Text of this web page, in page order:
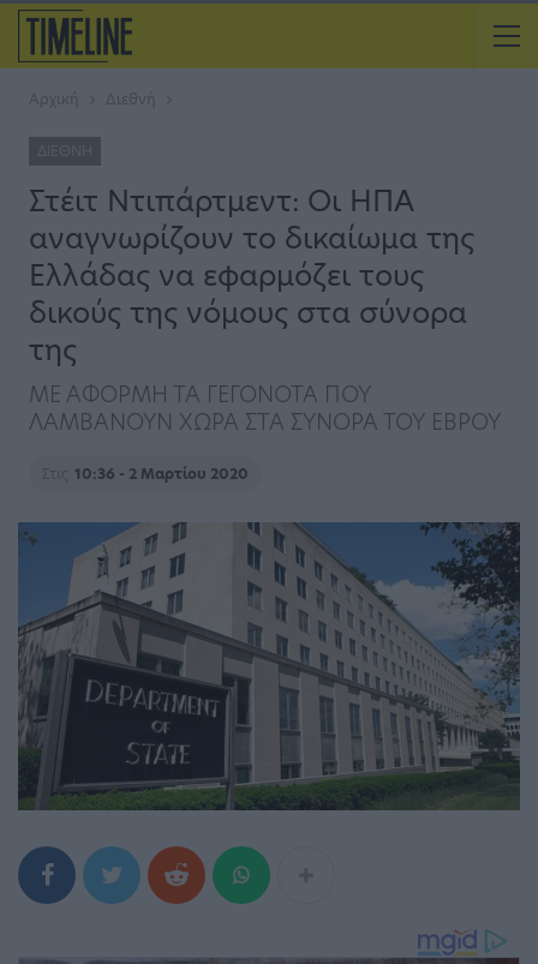
Αρχική Διεθνή
ΔΙΕΘΝΉ
Στέιτ Ντιπάρτμεντ: Οι ΗΠΑ
αναγνωρίζουν το δικαίωμα της
Ελλάδας να εφαρμόζει τους
δικούς της νόμους στα σύνορα
της
ΜΕ ΑΦΟΡΜΗ ΤΑ ΓΕΓΟΝΟΤΑ ΠΟΥ
ΛΑΜΒΑΝΟΥΝ ΧΩΡΑ ΣΤΑ ΣΥΝΟΡΑ ΤΟΥ ΕΒΡΟΥ
Στις 10:36 - 2 Μαρτίου 2020